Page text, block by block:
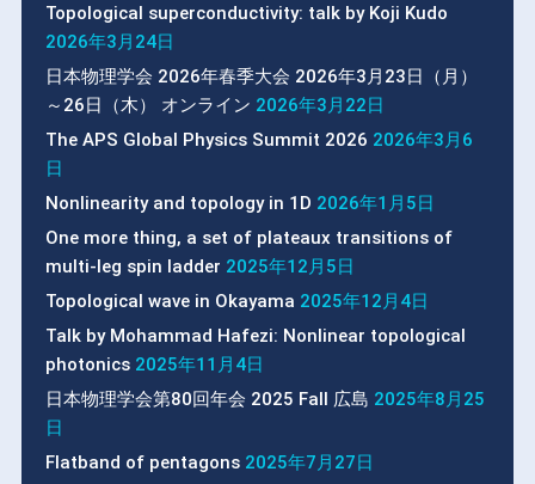
Topological superconductivity: talk by Koji Kudo
2026年3月24日
日本物理学会 2026年春季大会 2026年3月23日（月）
～26日（木） オンライン 2026年3月22日
The APS Global Physics Summit 2026 2026年3月6
日
Nonlinearity and topology in 1D 2026年1月5日
One more thing, a set of plateaux transitions of
multi-leg spin ladder 2025年12月5日
Topological wave in Okayama 2025年12月4日
Talk by Mohammad Hafezi: Nonlinear topological
photonics 2025年11月4日
日本物理学会第80回年会 2025 Fall 広島 2025年8月25
日
Flatband of pentagons 2025年7月27日